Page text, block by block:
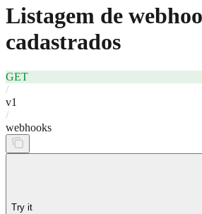
Listagem de
cadastrados
GET
/
v1
/
webhooks
Try it